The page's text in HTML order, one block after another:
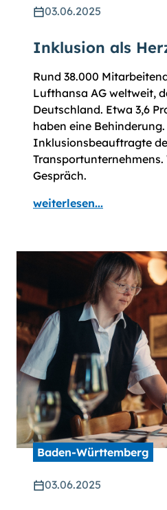
03.06.2025
Inklusion als
Rund 38.000
Lufthansa AG weltweit,
Deutschland. Etwa 3,6
haben eine
Inklusionsbeauftragte
Gespräch.
weiterlesen...
Baden-Württemberg
03.06.2025